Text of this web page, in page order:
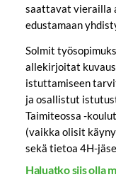
saattavat vierailla
edustamaan
Solmit
allekirjoitat
istuttamiseen
ja osallistut
Taimiteossa -
(vaikka olisit
sekä tietoa 4H-
Haluatko siis olla